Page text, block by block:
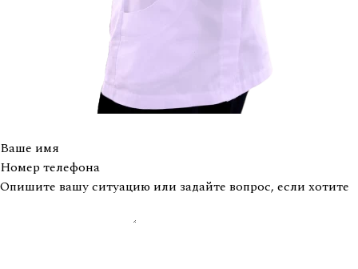
Ваше имя
Номер телефона
Опишите вашу ситуацию или задайте вопрос, если хотите